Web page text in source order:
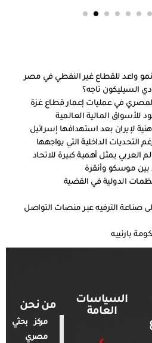
واعد للقطاع غير النفطي في مصر
في عمليات إعمار قطاع غزة
للأسواق المالية العالمية
لإيران بعد استهدافها إسرائيل
الداخلية التي يواجهها
العربي يمثل أهمية كبيرة للاتحاد
بين موسكو وأنقرة
الدولية في القضية
صناعة الترفيه عبر منصات التواصل
بارنييه
السياسات
العامة
من نحن
مركز بحثي
مصري